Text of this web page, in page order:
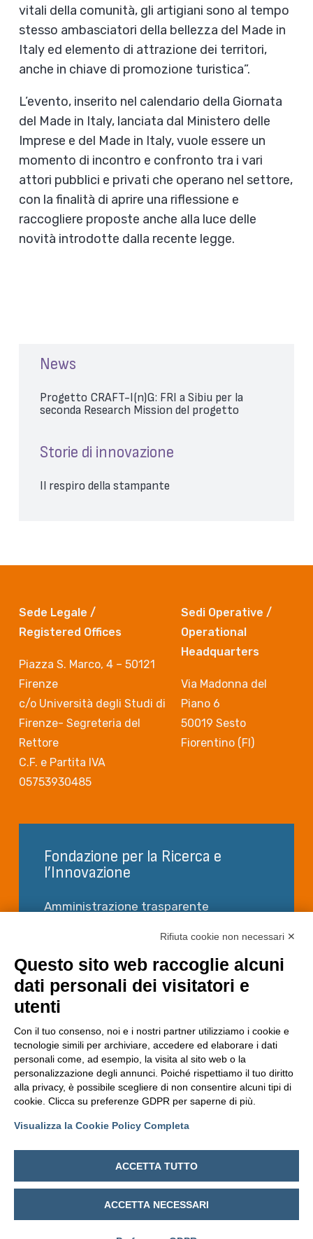
vitali della comunità, gli artigiani sono al tempo
stesso ambasciatori della bellezza del Made in
Italy ed elemento di attrazione dei territori,
anche in chiave di promozione turistica”.
L’evento, inserito nel calendario della Giornata
del Made in Italy, lanciata dal Ministero delle
Imprese e del Made in Italy, vuole essere un
momento di incontro e confronto tra i vari
attori pubblici e privati che operano nel settore,
con la finalità di aprire una riflessione e
raccogliere proposte anche alla luce delle
novità introdotte dalla recente legge.
News
Progetto CRAFT-I(n)G: FRI a Sibiu per la
seconda Research Mission del progetto
Storie di innovazione
Il respiro della stampante
Sede Legale /
Registered Offices
Piazza S. Marco, 4 – 50121
Firenze
c/o Università degli Studi di
Firenze- Segreteria del
Rettore
C.F. e Partita IVA
05753930485
Sedi Operative /
Operational
Headquarters
Via Madonna del
Piano 6
50019 Sesto
Fiorentino (FI)
Fondazione per la Ricerca e
l’Innovazione
Amministrazione trasparente
Consiglio di Amministrazione
Mercato e concorrenza
Statuto
© 2025 Fondazione per la ricerca e l’innovazione – Firenze
Rifiuta cookie non necessari ✕
Questo sito web raccoglie alcuni
dati personali dei visitatori e
utenti
Con il tuo consenso, noi e i nostri partner utilizziamo i cookie e
tecnologie simili per archiviare, accedere ed elaborare i dati
personali come, ad esempio, la visita al sito web o la
personalizzazione degli annunci. Poiché rispettiamo il tuo diritto
alla privacy, è possibile scegliere di non consentire alcuni tipi di
cookie. Clicca su preferenze GDPR per saperne di più.
Visualizza la Cookie Policy Completa
ACCETTA TUTTO
ACCETTA NECESSARI